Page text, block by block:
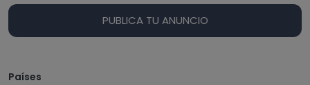
PUBLICA TU ANUNCIO
Países